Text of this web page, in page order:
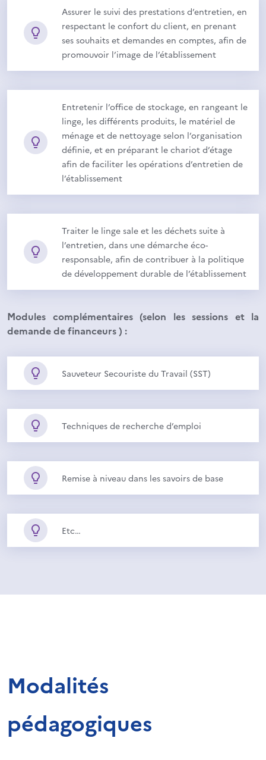
Assurer le suivi des prestations d’entretien, en
respectant le confort du client, en prenant
ses souhaits et demandes en comptes, afin de
promouvoir l’image de l’établissement
Entretenir l’office de stockage, en rangeant le
linge, les différents produits, le matériel de
ménage et de nettoyage selon l’organisation
définie, et en préparant le chariot d’étage
afin de faciliter les opérations d’entretien de
l’établissement
Traiter le linge sale et les déchets suite à
l’entretien, dans une démarche éco-
responsable, afin de contribuer à la politique
de développement durable de l’établissement
Modules complémentaires (selon les sessions et la
demande de financeurs ) :
Sauveteur Secouriste du Travail (SST)
Techniques de recherche d’emploi
Remise à niveau dans les savoirs de base
Etc…
Modalités
pédagogiques